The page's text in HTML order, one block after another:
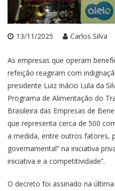
13/11/2025 Carlos Silva
As empresas que operam
refeição reagiram com
presidente Luiz Inácio Lula da
Programa de Alimentação do
Brasileira das Empresas de
que representa cerca de 500
a medida, entre outros fatores,
governamental” na iniciativa
iniciativa e a competitividade”.
O decreto foi assinado na